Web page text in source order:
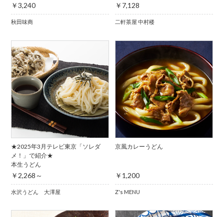
￥3,240
秋田味商
￥7,128
二軒茶屋 中村楼
★2025年3月テレビ東京「ソレダ
メ！」で紹介★
本生うどん
￥2,268～
水沢うどん 大澤屋
京風カレーうどん
￥1,200
Z's MENU